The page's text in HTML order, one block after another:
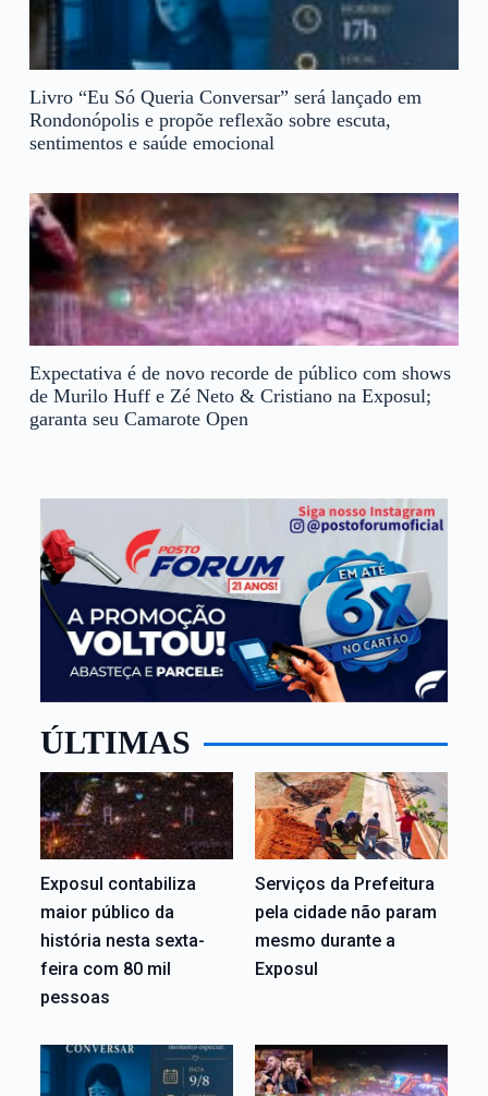
Livro “Eu Só Queria Conversar” será lançado em
Rondonópolis e propõe reflexão sobre escuta,
sentimentos e saúde emocional
Expectativa é de novo recorde de público com shows
de Murilo Huff e Zé Neto & Cristiano na Exposul;
garanta seu Camarote Open
ÚLTIMAS
Exposul contabiliza
maior público da
história nesta sexta-
feira com 80 mil
pessoas
Serviços da Prefeitura
pela cidade não param
mesmo durante a
Exposul